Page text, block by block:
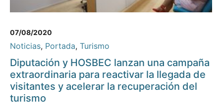
07/08/2020
Noticias, Portada, Turismo
Diputación y HOSBEC lanzan una campaña
extraordinaria para reactivar la llegada de
visitantes y acelerar la recuperación del
turismo